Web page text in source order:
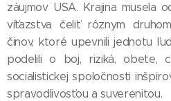
záujmov USA. Krajina musela
víťazstva čeliť rôznym
činov, ktoré upevnili jednotu
podelili o boj, riziká, obete,
socialistickej spoločnosti
spravodlivosťou a suverenitou.